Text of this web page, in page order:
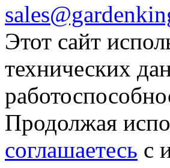
Этот сайт
технических
Продолжая
соглашаетесь с